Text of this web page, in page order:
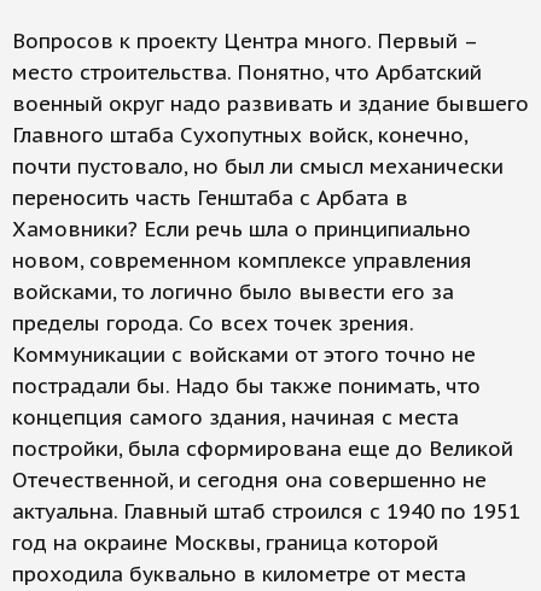
Вопросов к проекту Центра много. Первый –
место строительства. Понятно, что Арбатский
военный округ надо развивать и здание бывшего
Главного штаба Сухопутных войск, конечно,
почти пустовало, но был ли смысл механически
переносить часть Генштаба с Арбата в
Хамовники? Если речь шла о принципиально
новом, современном комплексе управления
войсками, то логично было вывести его за
пределы города. Со всех точек зрения.
Коммуникации с войсками от этого точно не
пострадали бы. Надо бы также понимать, что
концепция самого здания, начиная с места
постройки, была сформирована еще до Великой
Отечественной, и сегодня она совершенно не
актуальна. Главный штаб строился с 1940 по 1951
год на окраине Москвы, граница которой
проходила буквально в километре от места